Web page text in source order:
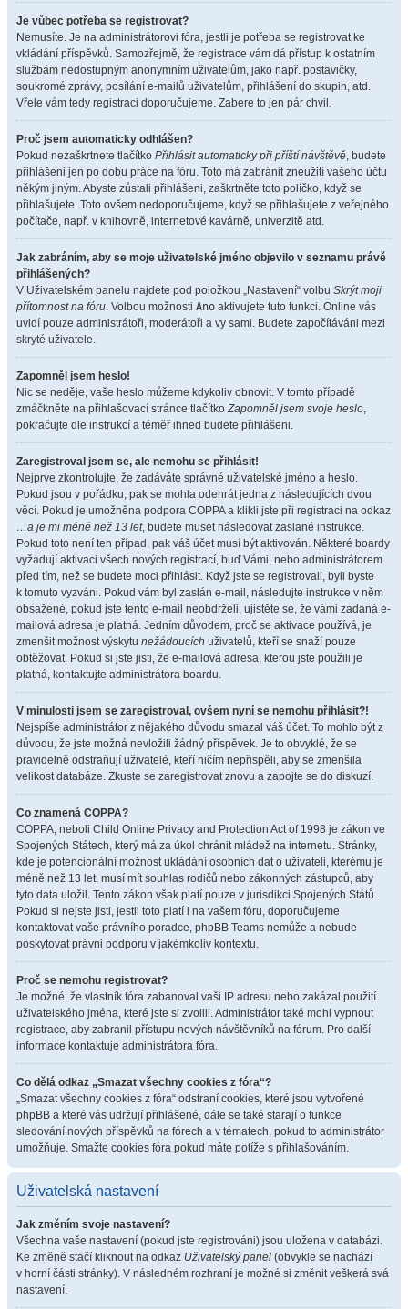
Je vůbec potřeba se registrovat?
Nemusíte. Je na administrátorovi fóra, jestli je potřeba se registrovat ke
vkládání příspěvků. Samozřejmě, že registrace vám dá přístup k ostatním
službám nedostupným anonymním uživatelům, jako např. postavičky,
soukromé zprávy, posílání e-mailů uživatelům, přihlášení do skupin, atd.
Vřele vám tedy registraci doporučujeme. Zabere to jen pár chvil.
Proč jsem automaticky odhlášen?
Pokud nezaškrtnete tlačítko Přihlásit automaticky při příští návštěvě, budete
přihlášeni jen po dobu práce na fóru. Toto má zabránit zneužití vašeho účtu
někým jiným. Abyste zůstali přihlášeni, zaškrtněte toto políčko, když se
přihlašujete. Toto ovšem nedoporučujeme, když se přihlašujete z veřejného
počítače, např. v knihovně, internetové kavárně, univerzitě atd.
Jak zabráním, aby se moje uživatelské jméno objevilo v seznamu právě
přihlášených?
V Uživatelském panelu najdete pod položkou „Nastavení“ volbu Skrýt moji
přítomnost na fóru. Volbou možnosti Ano aktivujete tuto funkci. Online vás
uvidí pouze administrátoři, moderátoři a vy sami. Budete započítáváni mezi
skryté uživatele.
Zapomněl jsem heslo!
Nic se neděje, vaše heslo můžeme kdykoliv obnovit. V tomto případě
zmáčkněte na přihlašovací stránce tlačítkoZapomněl jsem svoje heslo,
pokračujte dle instrukcí a téměř ihned budete přihlášeni.
Zaregistroval jsem se, ale nemohu se přihlásit!
Nejprve zkontrolujte, že zadáváte správné uživatelské jméno a heslo.
Pokud jsou v pořádku, pak se mohla odehrát jedna z následujících dvou
věcí. Pokud je umožněna podpora COPPA a klikli jste při registraci na odkaz
…a je mi méně než 13 let, budete muset následovat zaslané instrukce.
Pokud toto není ten případ, pak váš účet musí být aktivován. Některé boardy
vyžadují aktivaci všech nových registrací, buď Vámi, nebo administrátorem
před tím, než se budete moci přihlásit. Když jste se registrovali, byli byste
k tomuto vyzváni. Pokud vám byl zaslán e-mail, následujte instrukce v něm
obsažené, pokud jste tento e-mail neobdrželi, ujistěte se, že vámi zadaná e-
mailová adresa je platná. Jedním důvodem, proč se aktivace používá, je
zmenšit možnost výskytu nežádoucích uživatelů, kteří se snaží pouze
obtěžovat. Pokud si jste jisti, že e-mailová adresa, kterou jste použili je
platná, kontaktujte administrátora boardu.
V minulosti jsem se zaregistroval, ovšem nyní se nemohu přihlásit?!
Nejspíše administrátor z nějakého důvodu smazal váš účet. To mohlo být z
důvodu, že jste možná nevložili žádný příspěvek. Je to obvyklé, že se
pravidelně odstraňují uživatelé, kteří ničím nepřispěli, aby se zmenšila
velikost databáze. Zkuste se zaregistrovat znovu a zapojte se do diskuzí.
Co znamená COPPA?
COPPA, neboli Child Online Privacy and Protection Act of 1998 je zákon ve
Spojených Státech, který má za úkol chránit mládež na internetu. Stránky,
kde je potencionální možnost ukládání osobních dat o uživateli, kterému je
méně než 13 let, musí mít souhlas rodičů nebo zákonných zástupců, aby
tyto data uložil. Tento zákon však platí pouze v jurisdikci Spojených Států.
Pokud si nejste jisti, jestli toto platí i na vašem fóru, doporučujeme
kontaktovat vaše právního poradce, phpBB Teams nemůže a nebude
poskytovat právni podporu v jakémkoliv kontextu.
Proč se nemohu registrovat?
Je možné, že vlastník fóra zabanoval vaši IP adresu nebo zakázal použití
uživatelského jména, které jste si zvolili. Administrátor také mohl vypnout
registrace, aby zabranil přístupu nových návštěvníků na fórum. Pro další
informace kontaktuje administrátora fóra.
Co dělá odkaz „Smazat všechny cookies z fóra“?
„Smazat všechny cookies z fóra“ odstraní cookies, které jsou vytvořené
phpBB a které vás udržují přihlášené, dále se také starají o funkce
sledování nových příspěvků na fórech a v tématech, pokud to administrátor
umožňuje. Smažte cookies fóra pokud máte potíže s přihlašováním.
Uživatelská nastavení
Jak změním svoje nastavení?
Všechna vaše nastavení (pokud jste registrováni) jsou uložena v databázi.
Ke změně stačí kliknout na odkaz Uživatelský panel (obvykle se nachází
v horní části stránky). V následném rozhraní je možné si změnit veškerá svá
nastavení.